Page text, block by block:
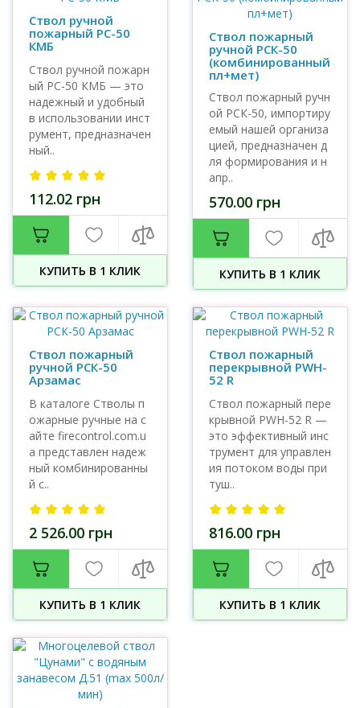
Ствол ручной
пожарный РС-50
КМБ
Ствол ручной пожарн
ый РС-50 КМБ — это
надежный и удобный
в использовании инст
румент, предназначен
ный..
112.02 грн
КУПИТЬ В 1 КЛИК
Ствол пожарный
ручной РСК-50
(комбинированный
пл+мет)
Ствол пожарный ручн
ой РСК-50, импортиру
емый нашей организа
цией, предназначен д
ля формирования и н
апр..
570.00 грн
КУПИТЬ В 1 КЛИК
Ствол пожарный
ручной РСК-50
Арзамас
В каталоге Стволы п
ожарные ручные на с
айте firecontrol.com.u
a представлен надеж
ный комбинированны
й с..
2 526.00 грн
КУПИТЬ В 1 КЛИК
Ствол пожарный
перекрывной PWH-
52 R
Ствол пожарный пере
крывной PWH-52 R —
это эффективный инс
трумент для управлен
ия потоком воды при
туш..
816.00 грн
КУПИТЬ В 1 КЛИК